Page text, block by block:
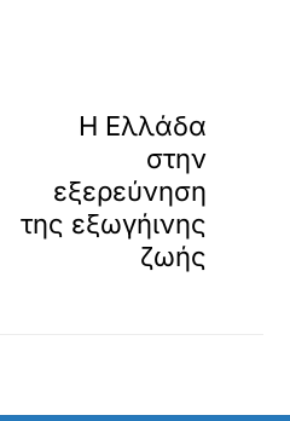
Η Ελλάδα
στην
εξερεύνηση
της εξωγήινης
ζωής